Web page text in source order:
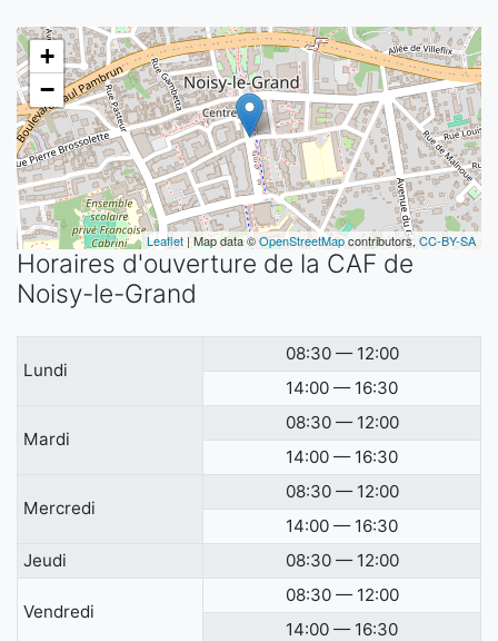
+
−
Leaflet | Map data ©OpenStreetMapcontributors,CC-BY-SA
Horaires d'ouverture de la CAF de
Noisy-le-Grand
Lundi
08:30 — 12:00
14:00 — 16:30
Mardi
08:30 — 12:00
14:00 — 16:30
Mercredi
08:30 — 12:00
14:00 — 16:30
Jeudi
08:30 — 12:00
Vendredi
08:30 — 12:00
14:00 — 16:30